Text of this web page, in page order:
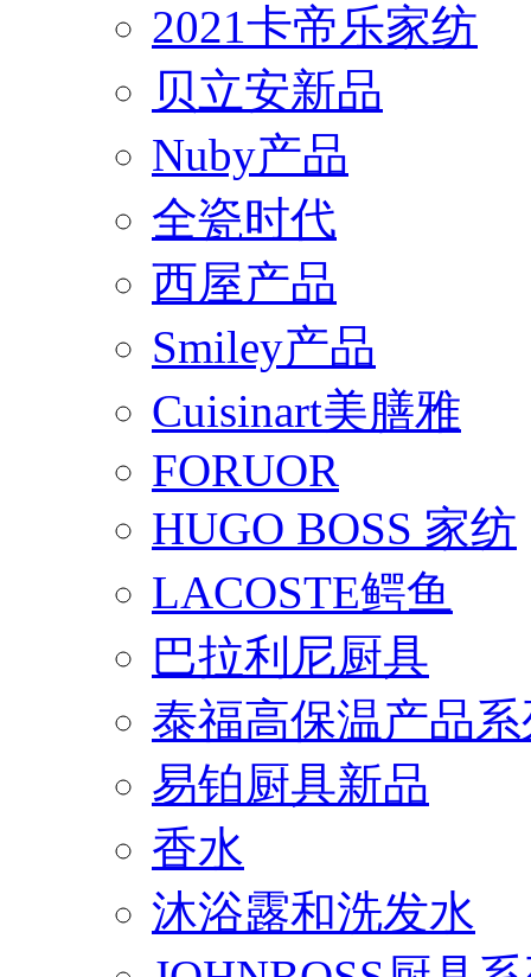
2021卡帝乐家纺
贝立安新品
Nuby产品
全瓷时代
西屋产品
Smiley产品
Cuisinart美膳雅
FORUOR
HUGO BOSS 家纺
LACOSTE鳄鱼
巴拉利尼厨具
泰福高保温产品
易铂厨具新品
香水
沐浴露和洗发水